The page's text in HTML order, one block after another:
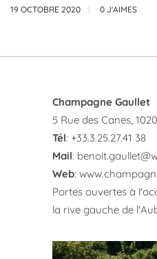
19 OCTOBRE 2020 0 J'AIMES
Champagne Gaullet
5 Rue des Canes,
Tél: +33.3.25.27.41 38
Mail:
Web:
Portes ouvertes à
la rive gauche de